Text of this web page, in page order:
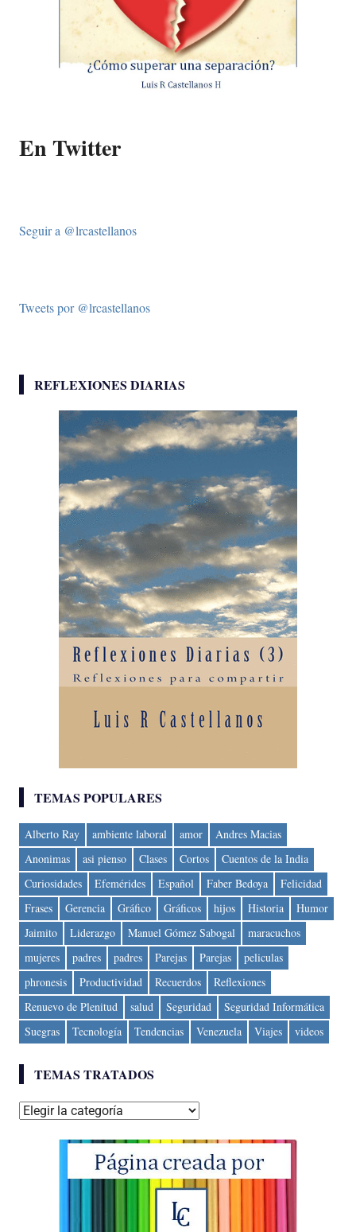
En Twitter
Seguir a @lrcastellanos
Tweets por @lrcastellanos
REFLEXIONES DIARIAS
TEMAS POPULARES
Alberto Ray ambiente laboral amor
Andres Macias
Anonimas
asi pienso Clases Cortos
Cuentos de la India
Curiosidades
Efemérides Español Faber Bedoya
Felicidad
Frases
Gerencia Gráfico Gráficos hijos Historia
Humor
Jaimito
Liderazgo Manuel Gómez Sabogal
maracuchos
mujeres
padres padres Parejas Parejas
peliculas
phronesis
Productividad Recuerdos
Reflexiones
Renuevo de Plenitud
salud Seguridad
Seguridad Informática
Suegras
Tecnología Tendencias Venezuela Viajes videos
TEMAS TRATADOS
Temas